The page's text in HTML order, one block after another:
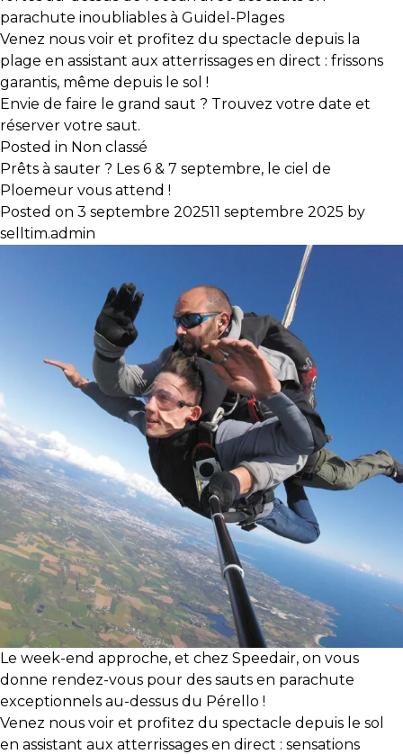
parachute inoubliables à Guidel-Plages
Venez nous voir et profitez du spectacle depuis la
plage en assistant aux atterrissages en direct : frissons
garantis, même depuis le sol !
Envie de faire le grand saut ? Trouvez votre date et
réserver votre saut.
Posted in Non classé
Prêts à sauter ? Les 6 & 7 septembre, le ciel de
Ploemeur vous attend !
Posted on 3 septembre 202511 septembre 2025 by
selltim.admin
Le week-end approche, et chez Speedair, on vous
donne rendez-vous pour des sauts en parachute
exceptionnels au-dessus du Pérello !
Venez nous voir et profitez du spectacle depuis le sol
en assistant aux atterrissages en direct : sensations